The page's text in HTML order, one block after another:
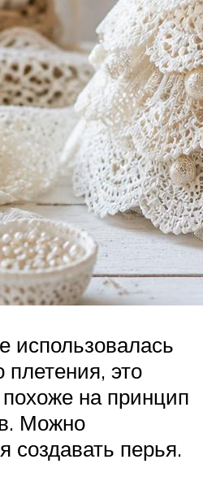
использовалась
плетения, это
на принцип
Можно
создавать перья.